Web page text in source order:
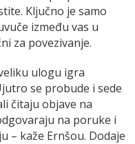
Ključno je samo
između vas u
za povezivanje.
ulogu igra
se probude i sede
čitaju objave na
na poruke i
– kaže Ernšou. Dodaje